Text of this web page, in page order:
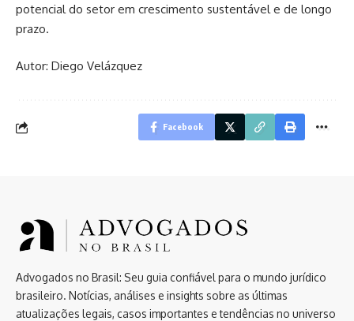
potencial do setor em crescimento sustentável e de longo
prazo.
Autor: Diego Velázquez
Facebook
Advogados no Brasil: Seu guia confiável para o mundo jurídico
brasileiro. Notícias, análises e insights sobre as últimas
atualizações legais, casos importantes e tendências no universo